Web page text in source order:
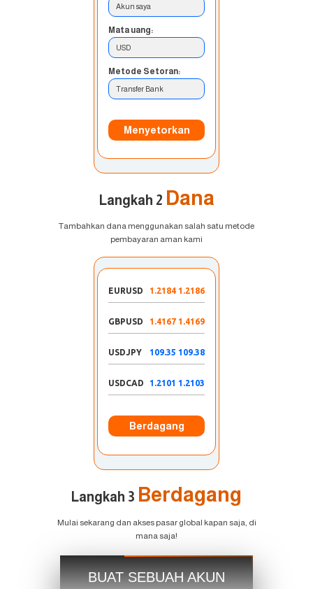
Akun saya
Mata uang:
USD
Metode Setoran:
Transfer Bank
Menyetorkan
Langkah 2 Dana
Tambahkan dana menggunakan salah satu metode
pembayaran aman kami
EURUSD 1.2184 1.2186
GBPUSD 1.4167 1.4169
USDJPY 109.35 109.38
USDCAD 1.2101 1.2103
Berdagang
Langkah 3 Berdagang
Mulai sekarang dan akses pasar global kapan saja, di
mana saja!
BUAT SEBUAH AKUN